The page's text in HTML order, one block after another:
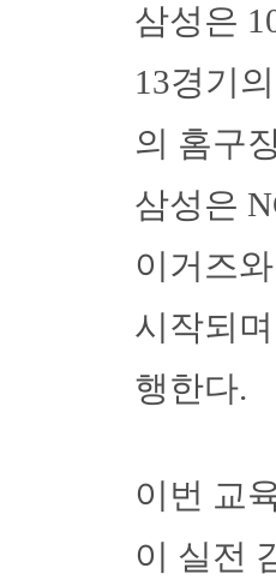
삼성은
13경기
의 홈구
삼성은
이거즈
시작되
행한다.
이번 교
이 실전